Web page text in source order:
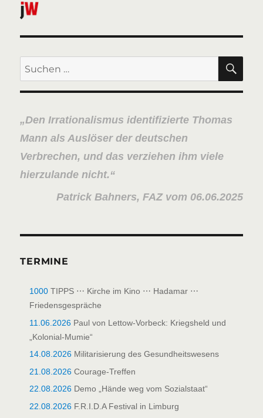
Suchen
nach:
Den Irrationalismus identifizierte Thomas
Mann als Auslöser der deutschen
Verbrechen, und das verziehen ihm viele
hierzulande nicht.
Patrick Bahners, FAZ vom 06.06.2025
TERMINE
1000 TIPPS ⋯ Kirche im Kino ⋯ Hadamar ⋯
Friedensgespräche
11.06.2026 Paul von Lettow-Vorbeck: Kriegsheld und
„Kolonial-Mumie“
14.08.2026 Militarisierung des Gesundheitswesens
21.08.2026 Courage-Treffen
22.08.2026 Demo „Hände weg vom Sozialstaat“
22.08.2026 F.R.I.D.A Festival in Limburg